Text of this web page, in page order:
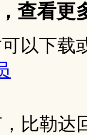
查看更
以下载
比勒达